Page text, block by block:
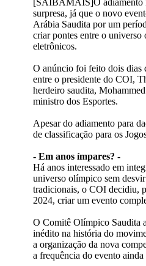
surpresa, já que o novo
Arábia Saudita por um
criar pontes entre o
eletrônicos.
O anúncio foi feito dois dias
entre o presidente do COI,
herdeiro saudita,
ministro dos Esportes.
Apesar do adiamento para
de classificação para os
- Em anos ímpares? -
Há anos interessado em
universo olímpico sem
tradicionais, o COI decidiu,
2024, criar um evento
O Comitê Olímpico Saudita
inédito na história do
a organização da nova
a frequência do evento